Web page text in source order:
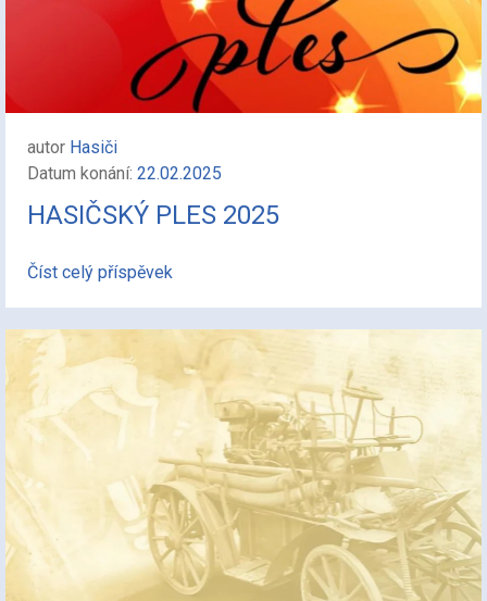
autor Hasiči
Datum konání: 22.02.2025
HASIČSKÝ PLES 2025
Číst celý příspěvek